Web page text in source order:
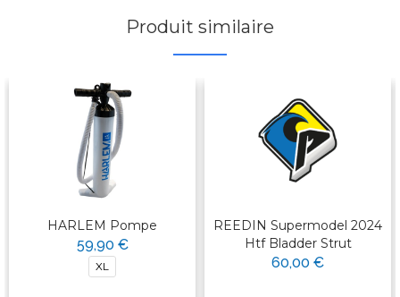
Produit similaire
HARLEM Pompe
59,90 €
XL
REEDIN Supermodel 2024
Htf Bladder Strut
60,00 €